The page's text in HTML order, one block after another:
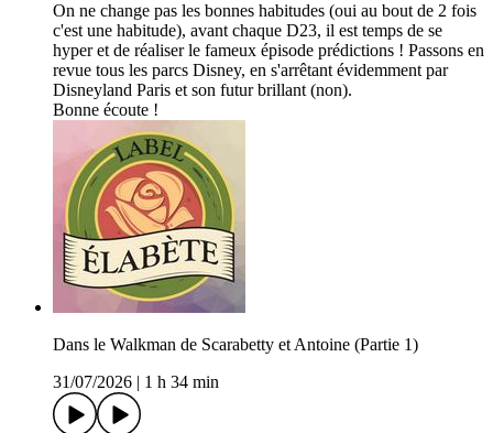
On ne change pas les bonnes habitudes (oui au bout de 2 fois
c'est une habitude), avant chaque D23, il est temps de se
hyper et de réaliser le fameux épisode prédictions ! Passons en
revue tous les parcs Disney, en s'arrêtant évidemment par
Disneyland Paris et son futur brillant (non).
Bonne écoute !
Dans le Walkman de Scarabetty et Antoine (Partie 1)
31/07/2026
1 h 34 min